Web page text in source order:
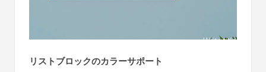
リストブロックのカラーサポート